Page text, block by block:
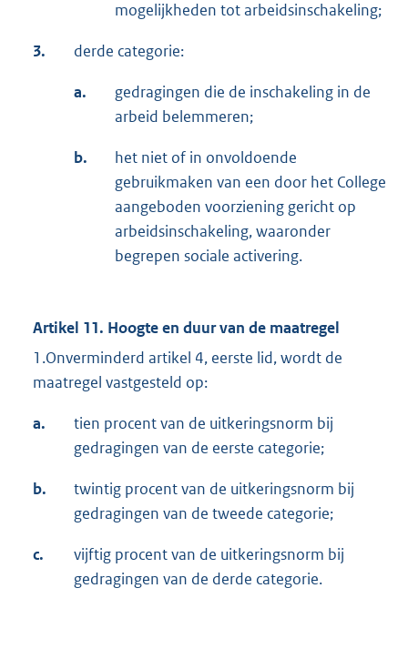
mogelijkheden tot arbeidsinschakeling;
3. derde categorie:
a.
gedragingen die de inschakeling in de
arbeid belemmeren;
b.
het niet of in onvoldoende
gebruikmaken van een door het College
aangeboden voorziening gericht op
arbeidsinschakeling, waaronder
begrepen sociale activering.
Artikel 11. Hoogte en duur van de maatregel
1.Onverminderd artikel 4, eerste lid, wordt de
maatregel vastgesteld op:
a.
tien procent van de uitkeringsnorm bij
gedragingen van de eerste categorie;
b.
twintig procent van de uitkeringsnorm bij
gedragingen van de tweede categorie;
c.
vijftig procent van de uitkeringsnorm bij
gedragingen van de derde categorie.